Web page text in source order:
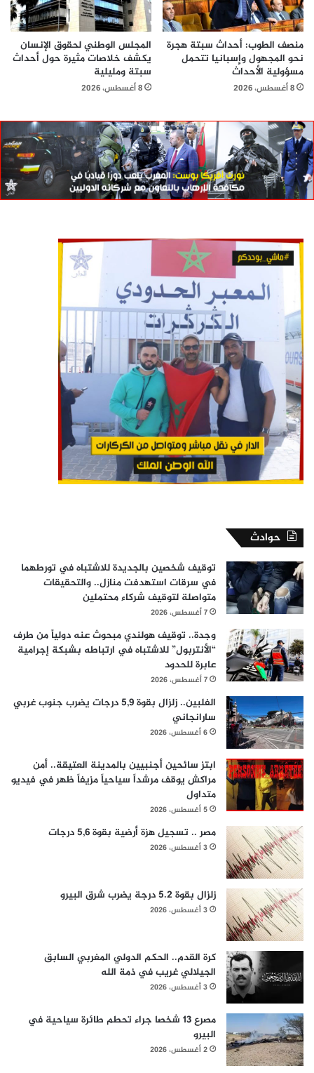
منصف الطوب: أحداث سبتة هجرة
نحو المجهول وإسبانيا تتحمل
مسؤولية الأحداث
8 أغسطس، 2026
المجلس الوطني لحقوق الإنسان
يكشف خلاصات مثيرة حول أحداث
سبتة ومليلية
8 أغسطس، 2026
حوادث
توقيف شخصين بالجديدة للاشتباه في تورطهما
في سرقات استهدفت منازل.. والتحقيقات
متواصلة لتوقيف شركاء محتملين
7 أغسطس، 2026
وجدة.. توقيف هولندي مبحوث عنه دولياً من طرف
“الأنتربول” للاشتباه في ارتباطه بشبكة إجرامية
عابرة للحدود
7 أغسطس، 2026
الفلبين.. زلزال بقوة 5,9 درجات يضرب جنوب غربي
سارانجاني
6 أغسطس، 2026
ابتز سائحين أجنبيين بالمدينة العتيقة.. أمن
مراكش يوقف مرشداً سياحياً مزيفاً ظهر في فيديو
متداول
5 أغسطس، 2026
مصر .. تسجيل هزة أرضية بقوة 5,6 درجات
3 أغسطس، 2026
زلزال بقوة 5.2 درجة يضرب شرق البيرو
3 أغسطس، 2026
كرة القدم.. الحكم الدولي المغربي السابق
الجيلالي غريب في ذمة الله
3 أغسطس، 2026
مصرع 13 شخصا جراء تحطم طائرة سياحية في
البيرو
2 أغسطس، 2026